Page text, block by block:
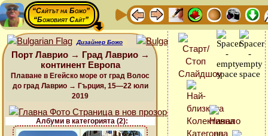
“Сайтът на Божо”
“Божовият Сайт”
Дизайнер Божо
Порт Лаврио → Град Лаврио →
континент Европа
Плаване в Егейско море от град Волос
до град Лаврио → Гърция, 15—22 юли
2019
Албуми в категорията (2):